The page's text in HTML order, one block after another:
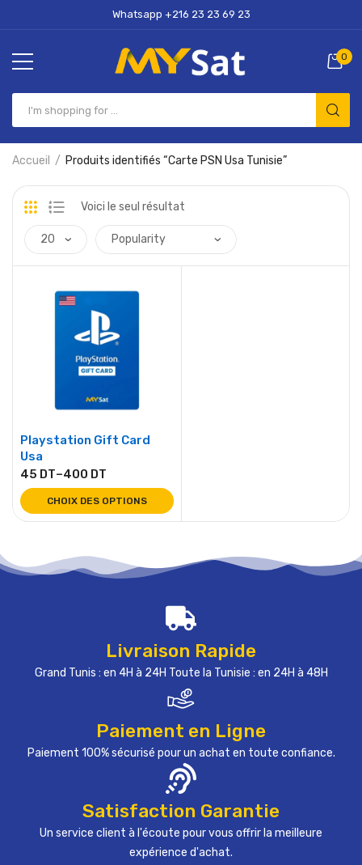
Whatsapp +216 23 23 69 23
0
Accueil Produits identifiés “Carte PSN Usa Tunisie”
Voici le seul résultat
Playstation Gift Card
Usa
45 DT–400 DT
CHOIX DES OPTIONS
Livraison Rapide
Grand Tunis : en 4H à 24H Toute la Tunisie : en 24H à 48H
Paiement en Ligne
Paiement 100% sécurisé pour un achat en toute confiance.
Satisfaction Garantie
Un service client à l'écoute pour vous offrir la meilleure
expérience d'achat.